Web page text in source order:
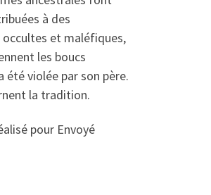
à des
occultes et maléfiques,
les boucs
été violée par son père.
la tradition.
pour Envoyé